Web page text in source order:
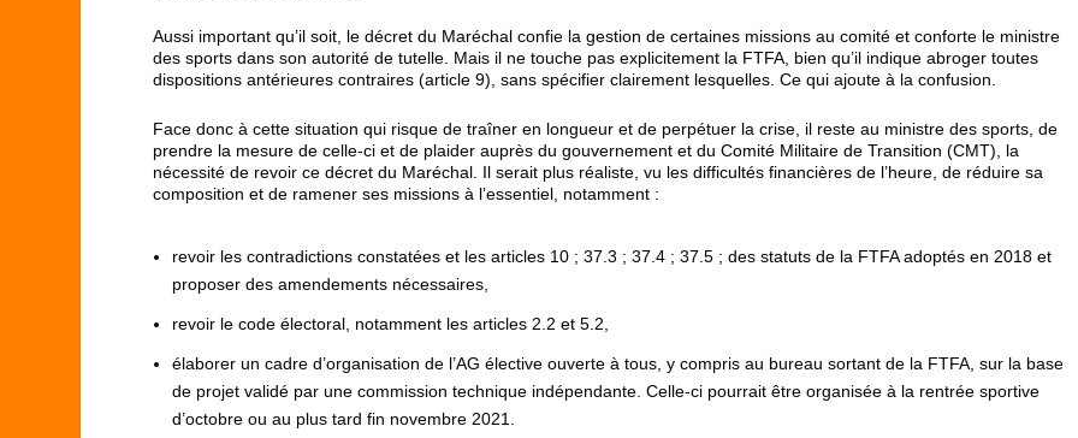
Aussi important qu’il soit, le décret du Maréchal confie la gestion de certaines missions au comité et conforte le ministre
des sports dans son autorité de tutelle. Mais il ne touche pas explicitement la FTFA, bien qu’il indique abroger toutes
dispositions antérieures contraires (article 9), sans spécifier clairement lesquelles. Ce qui ajoute à la confusion.
Face donc à cette situation qui risque de traîner en longueur et de perpétuer la crise, il reste au ministre des sports, de
prendre la mesure de celle-ci et de plaider auprès du gouvernement et du Comité Militaire de Transition (CMT), la
nécessité de revoir ce décret du Maréchal. Il serait plus réaliste, vu les difficultés financières de l’heure, de réduire sa
composition et de ramener ses missions à l’essentiel, notamment :
revoir les contradictions constatées et les articles 10 ; 37.3 ; 37.4 ; 37.5 ; des statuts de la FTFA adoptés en 2018 et
proposer des amendements nécessaires,
revoir le code électoral, notamment les articles 2.2 et 5.2,
élaborer un cadre d’organisation de l’AG élective ouverte à tous, y compris au bureau sortant de la FTFA, sur la base
de projet validé par une commission technique indépendante. Celle-ci pourrait être organisée à la rentrée sportive
d’octobre ou au plus tard fin novembre 2021.